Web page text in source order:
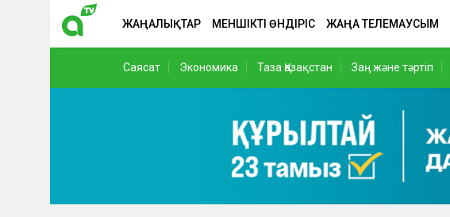
ЖАҢАЛЫҚТАР МЕНШІКТІ ӨНДІРІС ЖАҢА ТЕЛЕМАУСЫМ
Саясат Экономика Таза Қазақстан Заң және тәртіп